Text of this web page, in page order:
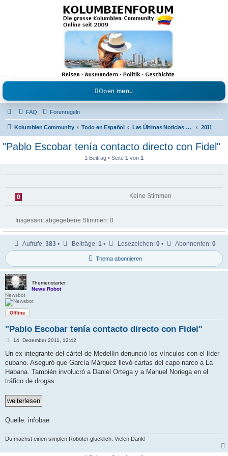
Kolumbienforum - Das
grosse Forum der
Freunde Kolumbiens
Reisen, Auswandern, Kultur, Politik, Geschichte und Visum in Kolumbien und Venezuela.
Austausch, Erfahrungen und Gemeinschaft im Kolumbienforum
Open menu
FAQ Forenregeln
Kolumbien Community Todo en Español Las Últimas Noticias en Español 2011
"Pablo Escobar tenía contacto directo con Fidel"
1 Beitrag • Seite 1 von 1
0 Keine Stimmen
Insgesamt abgegebene Stimmen: 0
Thema abonnieren
Aufrufe: 383 • Beiträge: 1 • Lesezeichen: 0 • Abonnenten: 0
Themenstarter
News Robot
Newsbot
Offline
"Pablo Escobar tenía contacto directo con Fidel"
B
i
r
a
14. Dezember 2011, 12:42
Un ex integrante del cártel de Medellín denunció los vínculos con el líder
cubano. Aseguró que García Márquez llevó cartas del capo narco a La
Habana. También involucró a Daniel Ortega y a Manuel Noriega en el
tráfico de drogas.
Quelle: infobae
Du machst einen simplen Roboter glücklich. Vielen Dank!